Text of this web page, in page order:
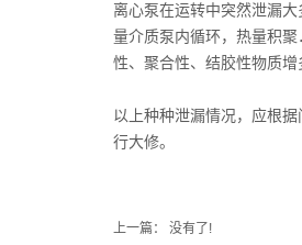
离心泵在运转中突然泄漏
量介质泵内循环，热量积
性、聚合性、结胶性物质
以上种种泄漏情况，应根
行大修。
上一篇： 没有了!